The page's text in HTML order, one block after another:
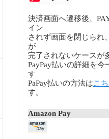
決済画面へ遷移後、
イン
されず画面を閉じられ
が
完了されないケースが
PayPay払いの詳細を今
す
PaPay払いの方法はこ
す。
Amazon Pay